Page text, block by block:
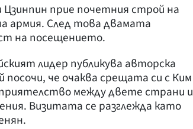
прие почетния строй на
армия. След това двамата
на посещението.
лидер публикува авторска
че очаква срещата си с Ким
между двете страни и
Визитата се разглежда като